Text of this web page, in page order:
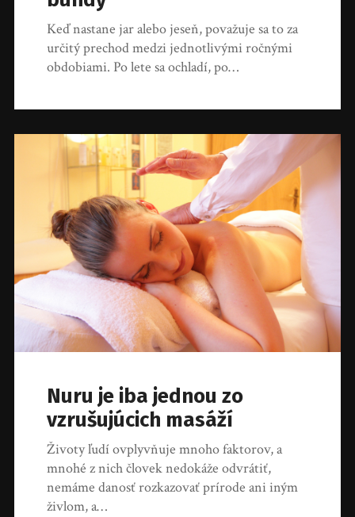
Keď nastane jar alebo jeseň, považuje sa to za
určitý prechod medzi jednotlivými ročnými
obdobiami. Po lete sa ochladí, po…
Nuru je iba jednou zo
vzrušujúcich masáží
Životy ľudí ovplyvňuje mnoho faktorov, a
mnohé z nich človek nedokáže odvrátiť,
nemáme danosť rozkazovať prírode ani iným
živlom, a…